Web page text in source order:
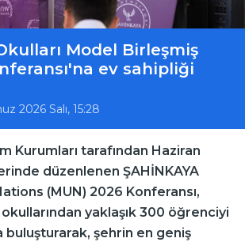
Model Birleşmiş
ev sahipliği
2026 Salı, 15:28
Kurumları tarafından Haziran
düzenlenen ŞAHİNKAYA
(MUN) 2026 Konferansı,
okullarından yaklaşık 300 öğrenciyi
buluşturarak, şehrin en geniş